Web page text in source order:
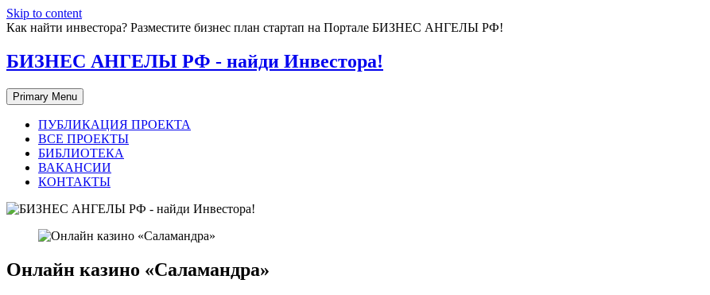
Skip to content
Как найти инвестора? Разместите бизнес план стартап на Портале БИЗНЕС АНГЕЛЫ РФ!
БИЗНЕС АНГЕЛЫ РФ - найди Инвестора!
Primary Menu
ПУБЛИКАЦИЯ ПРОЕКТА
ВСЕ ПРОЕКТЫ
БИБЛИОТЕКА
ВАКАНСИИ
КОНТАКТЫ
Онлайн казино «Саламандра»